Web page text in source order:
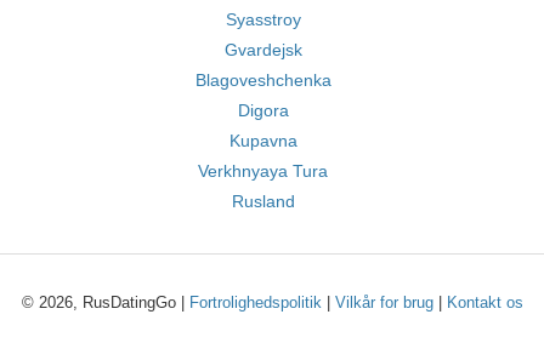
Syasstroy
Gvardejsk
Blagoveshchenka
Digora
Kupavna
Verkhnyaya Tura
Rusland
© 2026, RusDatingGo | Fortrolighedspolitik| Vilkår for brug| Kontakt os